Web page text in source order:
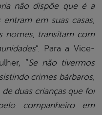
não dispõe que é a
em suas casas,
nomes, transitam com
”. Para a Vice-
“Se não tivermos
crimes bárbaros,
duas crianças que foi
companheiro em